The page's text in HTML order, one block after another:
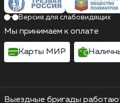
Выездные бригады
Версия для слабовидящих
Мы принимаем к оплате
Карты МИР